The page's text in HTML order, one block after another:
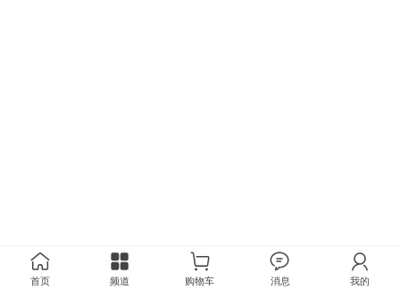
首页 频道 购物车 消息 我的